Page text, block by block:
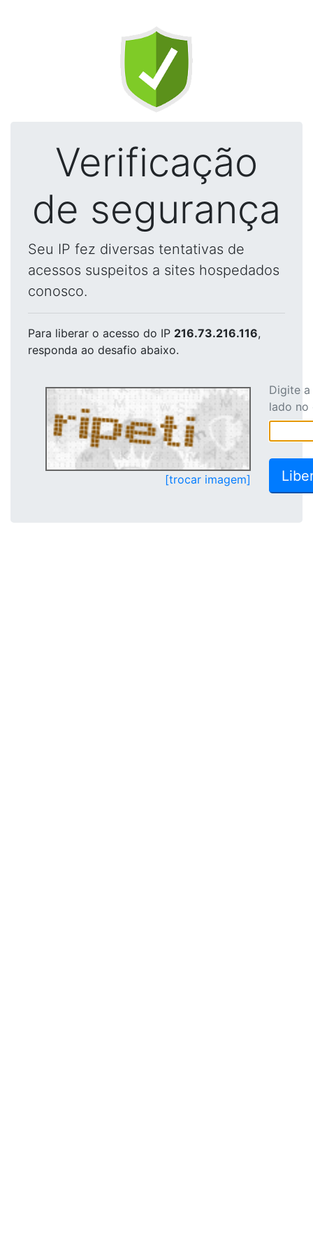
Verificação
de segurança
Seu IP fez diversas tentativas de
acessos suspeitos a sites hospedados
conosco.
Para liberar o acesso do IP 216.73.216.116,
responda ao desafio abaixo.
[trocar imagem]
Digite
lado no